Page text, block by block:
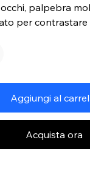
palpebra
per contrastare
puro e a
regalano
i volumi del
Aggiungi al
Acquista ora